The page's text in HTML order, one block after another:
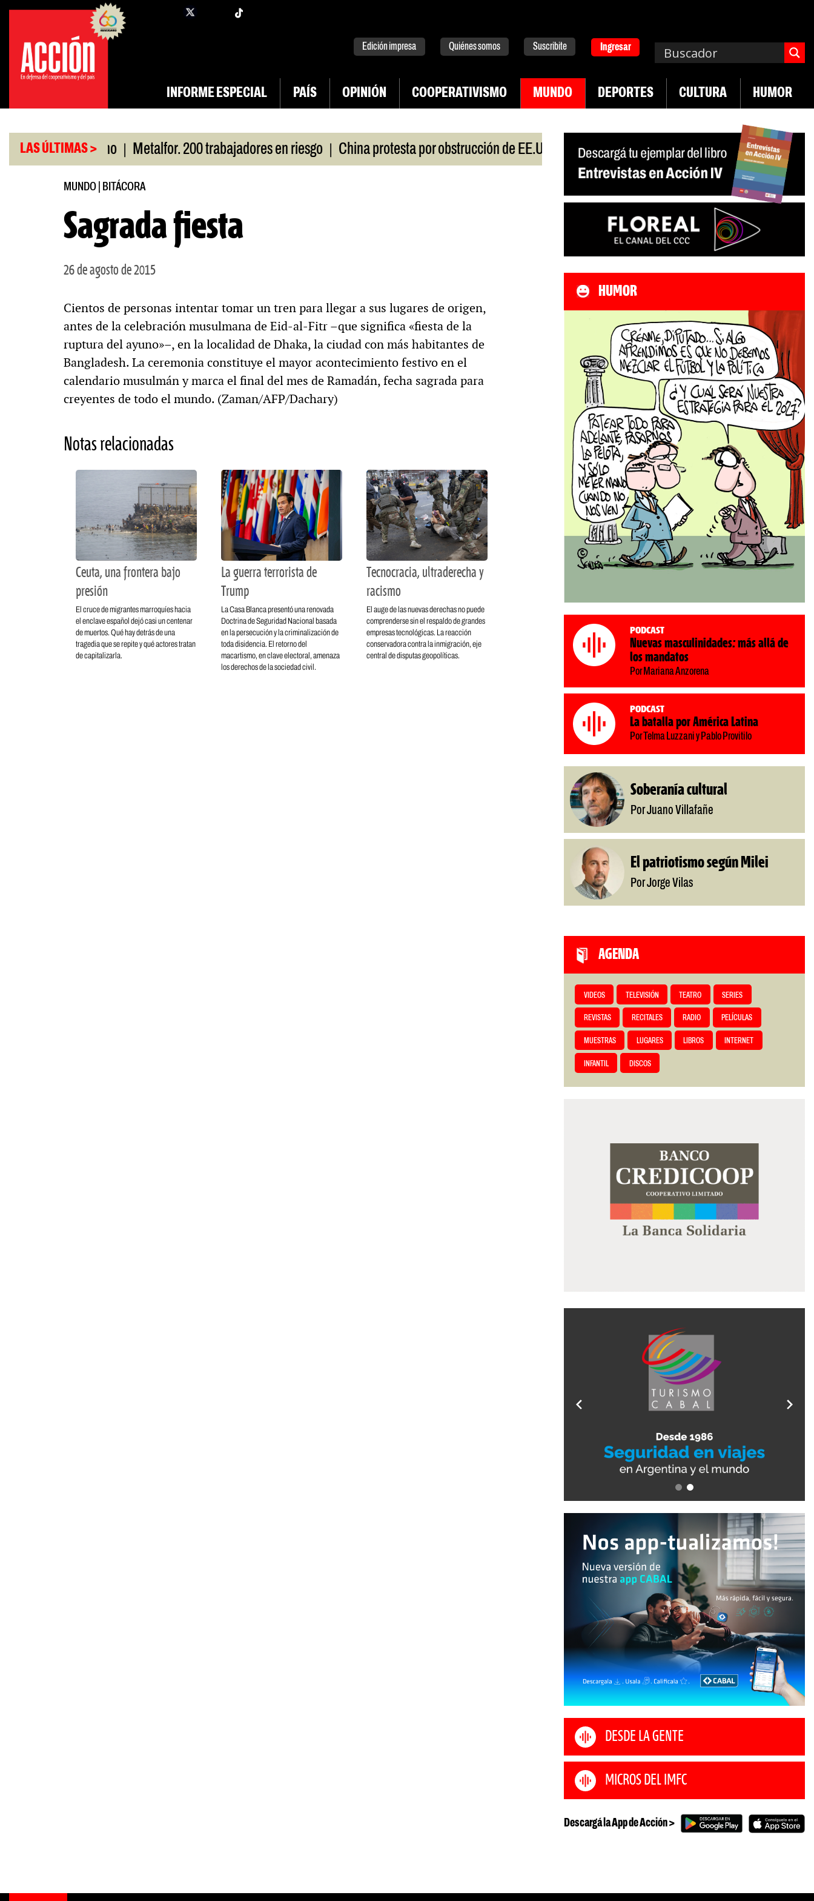
Saltar
contenido
facebook
Edición impresa Quiénes somos Suscribite Ingresar
INFORME ESPECIAL PAÍS OPINIÓN COOPERATIVISMO MUNDO DEPORTES CULTURA HUMOR
LAS ÚLTIMAS >
San Cayetano Metalfor. 200 trabajadores en riesgo | China protesta por obstrucción de EE.UU en Neuquén | Miguel Díaz-Canel: «Es un genocidio»
MUNDO| BITÁCORA
Sagrada fiesta
26 de agosto de 2015
Cientos de personas intentar tomar un tren para llegar a sus lugares de origen,
antes de la celebración musulmana de Eid-al-Fitr –que significa «fiesta de la
ruptura del ayuno»–, en la localidad de Dhaka, la ciudad con más habitantes de
Bangladesh. La ceremonia constituye el mayor acontecimiento festivo en el
calendario musulmán y marca el final del mes de Ramadán, fecha sagrada para
creyentes de todo el mundo. (Zaman/AFP/Dachary)
Notas relacionadas
Ceuta, una frontera bajo
presión
El cruce de migrantes marroquíes hacia
el enclave español dejó casi un centenar
de muertos. Qué hay detrás de una
tragedia que se repite y qué actores tratan
de capitalizarla.
La guerra terrorista de
Trump
La Casa Blanca presentó una renovada
Doctrina de Seguridad Nacional basada
en la persecución y la criminalización de
toda disidencia. El retorno del
macartismo, en clave electoral, amenaza
los derechos de la sociedad civil.
Tecnocracia, ultraderecha y
racismo
El auge de las nuevas derechas no puede
comprenderse sin el respaldo de grandes
empresas tecnológicas. La reacción
conservadora contra la inmigración, eje
central de disputas geopolíticas.
HUMOR
Podcast
Nuevas masculinidades: más allá de
los mandatos
Por Mariana Anzorena
Podcast
La batalla por América Latina
Por Telma Luzzani y Pablo Provitilo
Soberanía cultural
Por Juano Villafañe
El patriotismo según Milei
Por Jorge Vilas
AGENDA
VIDEOS TELEVISIÓN TEATRO SERIES
REVISTAS RECITALES RADIO PELÍCULAS
MUESTRAS LUGARES LIBROS INTERNET
INFANTIL DISCOS
DESDE LA GENTE
MICROS DEL IMFC
Descargá la App de Acción >